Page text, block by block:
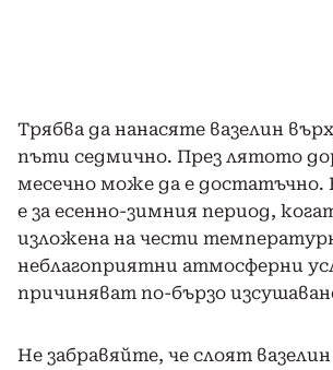
Трябва да нанасяте вазелин
пъти седмично. През лятото
месечно може да е
е за есенно-зимния период,
изложена на чести
неблагоприятни атмосферни
причиняват по-бързо
Не забравяйте, че слоят